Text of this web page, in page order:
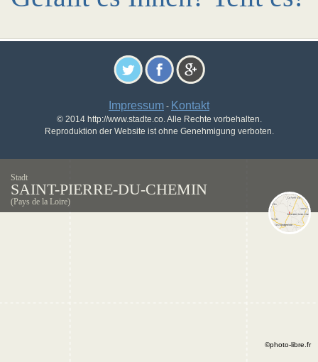
Impressum - Kontakt
© 2014 http://www.stadte.co. Alle Rechte vorbehalten.
Reproduktion der Website ist ohne Genehmigung verboten.
Stadt
SAINT-PIERRE-DU-CHEMIN
(Pays de la Loire)
©photo-libre.fr